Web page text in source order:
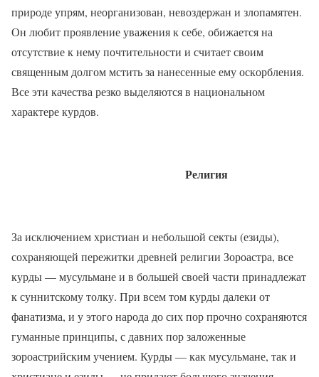
природе упрям, неорганизован, невоздержан и злопамятен.
Он любит проявление уважения к себе, обижается на
отсутствие к нему почтительности и считает своим
священным долгом мстить за нанесенные ему оскорбления.
Все эти качества резко выделяются в национальном
характере курдов.
Религия
За исключением христиан и небольшой секты (езиды),
сохраняющей пережитки древней религии Зороастра, все
курды — мусульмане и в большей своей части принадлежат
к суннитскому толку. При всем том курды далеки от
фанатизма, и у этого народа до сих пор прочно сохраняются
гуманные принципы, с давних пор заложенные
зороастрийским учением. Курды — как мусульмане, так и